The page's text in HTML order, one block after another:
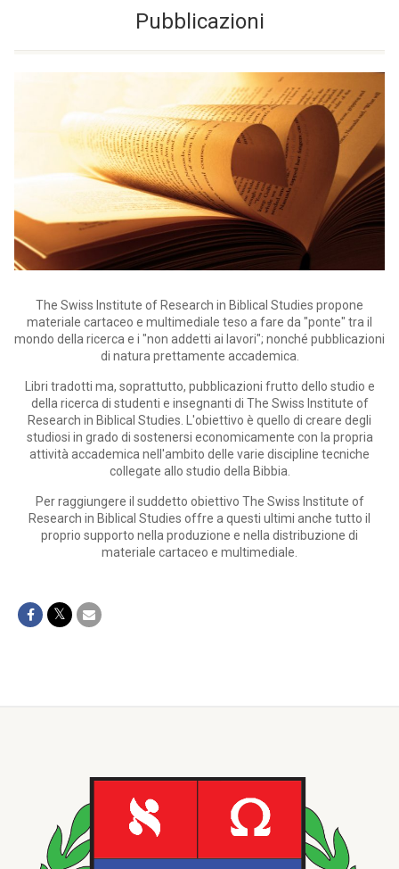
Pubblicazioni
The Swiss Institute of Research in Biblical Studies propone
materiale cartaceo e multimediale teso a fare da "ponte" tra il
mondo della ricerca e i "non addetti ai lavori"; nonché pubblicazioni
di natura prettamente accademica.
Libri tradotti ma, soprattutto, pubblicazioni frutto dello studio e
della ricerca di studenti e insegnanti di The Swiss Institute of
Research in Biblical Studies. L'obiettivo è quello di creare degli
studiosi in grado di sostenersi economicamente con la propria
attività accademica nell'ambito delle varie discipline tecniche
collegate allo studio della Bibbia.
Per raggiungere il suddetto obiettivo The Swiss Institute of
Research in Biblical Studies offre a questi ultimi anche tutto il
proprio supporto nella produzione e nella distribuzione di
materiale cartaceo e multimediale.